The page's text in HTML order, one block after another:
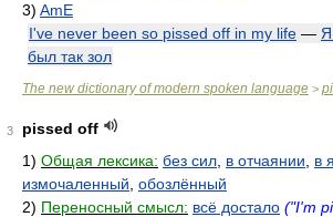
3) AmE
I've never been so pissed off in my life —
был так зол
The new dictionary of modern spoken language >
3
pissed off
1) Общая лексика: без сил в отчаянии в
измочаленный обозлённый
2) Переносный смысл: всё достало ("I'm